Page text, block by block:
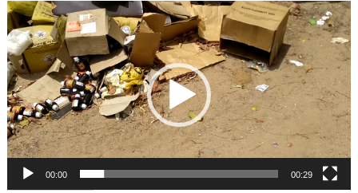
Tocador
de
vídeo
00:00 00:29